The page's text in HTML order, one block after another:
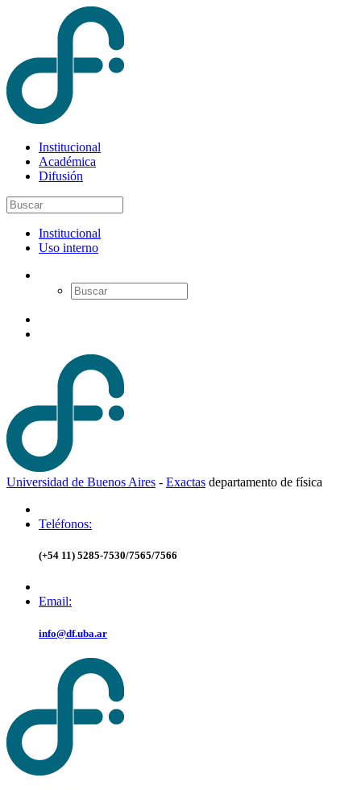
Institucional
Académica
Difusión
Institucional
Uso interno
Universidad de Buenos Aires - Exactas departamento de física
Teléfonos:
(+54 11) 5285-7530/7565/7566
Email:
info@df.uba.ar